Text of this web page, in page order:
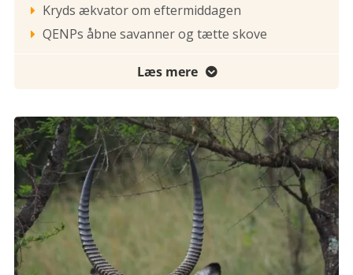
 Kryds ækvator om eftermiddagen
 QENPs åbne savanner og tætte skove
Læs mere 